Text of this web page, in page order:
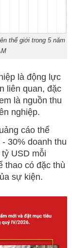
thế giới trong 5 năm
là động lực
liên quan, đặc
là nguồn thu
nghiệp.
cáo thể
30% doanh thu
USD mỗi
thao có đặc thù
sự kiện.